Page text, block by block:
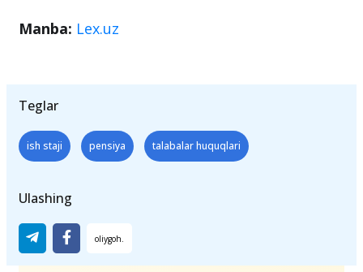
bo‘lish va pensiya miqdorini oshirish
Teglar
ish staji
Ulashing